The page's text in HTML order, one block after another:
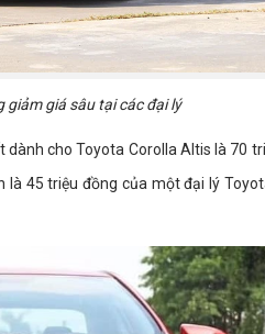
giảm giá sâu tại các đại lý
cho Toyota Corolla Altis là 70
45 triệu đồng của một đại lý